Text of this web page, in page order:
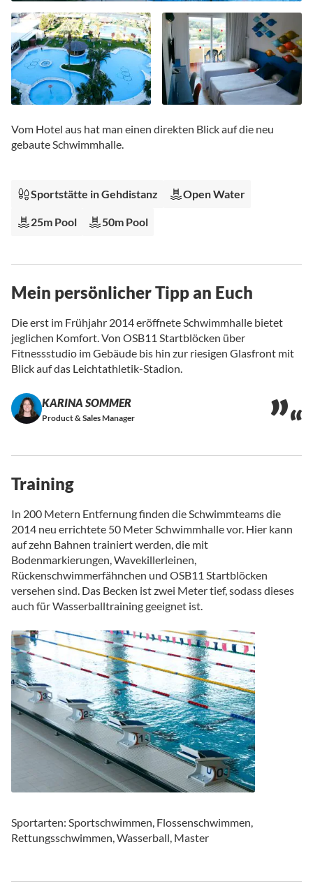
Anfang
der
Vom Hotel aus hat man einen direkten Blick auf die neu
gebaute Schwimmhalle.
Sportstätte in Gehdistanz Open Water
25m Pool 50m Pool
Mein persönlicher Tipp an Euch
Die erst im Frühjahr 2014 eröffnete Schwimmhalle bietet
jeglichen Komfort. Von OSB11 Startblöcken über
Fitnessstudio im Gebäude bis hin zur riesigen Glasfront mit
Blick auf das Leichtathletik-Stadion.
KARINA SOMMER
Product & Sales Manager
Training
In 200 Metern Entfernung finden die Schwimmteams die
2014 neu errichtete 50 Meter Schwimmhalle vor. Hier kann
auf zehn Bahnen trainiert werden, die mit
Bodenmarkierungen, Wavekillerleinen,
Rückenschwimmerfähnchen und OSB11 Startblöcken
versehen sind. Das Becken ist zwei Meter tief, sodass dieses
auch für Wasserballtraining geeignet ist.
Sportarten: Sportschwimmen, Flossenschwimmen,
Rettungsschwimmen, Wasserball, Master